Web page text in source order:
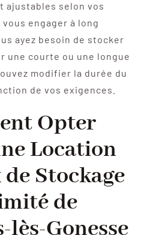
ajustables selon vos
engager à long
ayez besoin de stocker
une courte ou une longue
modifier la durée du
de vos exigences.
Opter
Location
de Stockage
de
lès-Gonesse